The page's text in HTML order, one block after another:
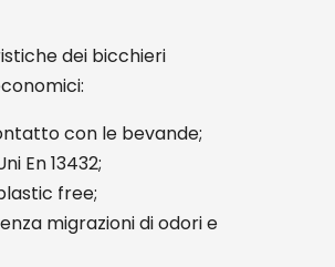
dei bicchieri
con le bevande;
En 13432;
free;
migrazioni di odori e